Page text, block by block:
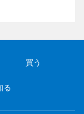
買う
る